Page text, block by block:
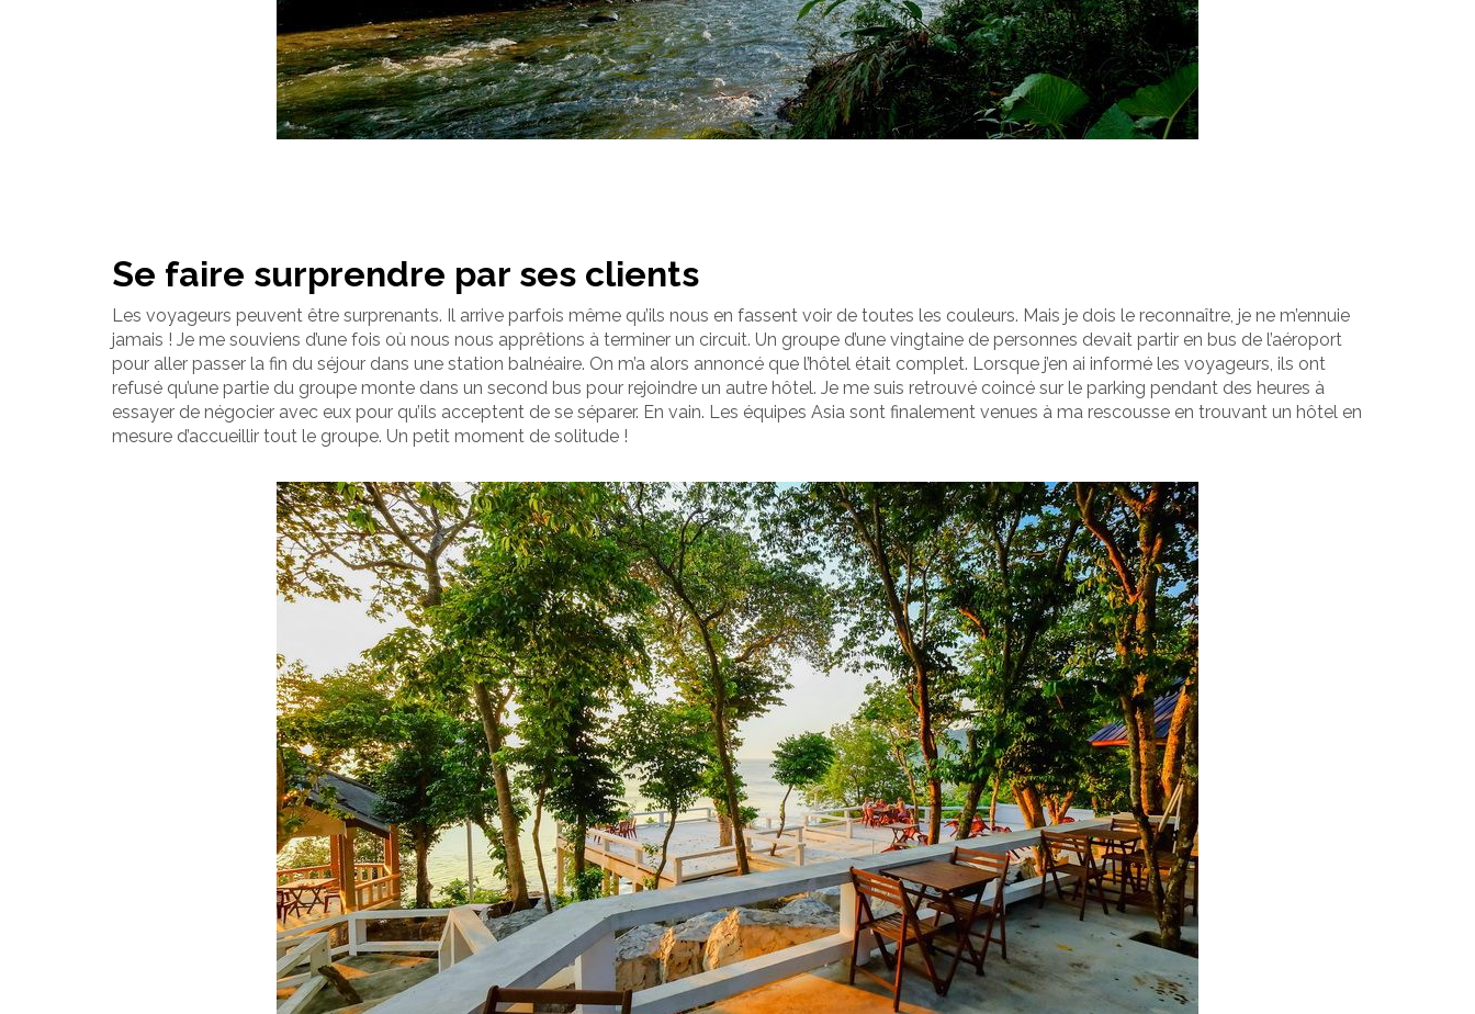
Se faire surprendre par ses clients
Les voyageurs peuvent être surprenants. Il arrive parfois même qu’ils nous en fassent voir de toutes les couleurs. Mais je dois le reconnaître, je ne m’ennuie
jamais ! Je me souviens d’une fois où nous nous apprêtions à terminer un circuit. Un groupe d’une vingtaine de personnes devait partir en bus de l’aéroport
pour aller passer la fin du séjour dans une station balnéaire. On m’a alors annoncé que l’hôtel était complet. Lorsque j’en ai informé les voyageurs, ils ont
refusé qu’une partie du groupe monte dans un second bus pour rejoindre un autre hôtel. Je me suis retrouvé coincé sur le parking pendant des heures à
essayer de négocier avec eux pour qu’ils acceptent de se séparer. En vain. Les équipes Asia sont finalement venues à ma rescousse en trouvant un hôtel en
mesure d’accueillir tout le groupe. Un petit moment de solitude !